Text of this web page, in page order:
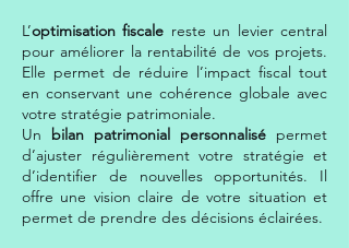
L’optimisation fiscale reste un levier central
pour améliorer la rentabilité de vos projets.
Elle permet de réduire l’impact fiscal tout
en conservant une cohérence globale avec
votre stratégie patrimoniale.
Un bilan patrimonial personnalisé permet
d’ajuster régulièrement votre stratégie et
d’identifier de nouvelles opportunités. Il
offre une vision claire de votre situation et
permet de prendre des décisions éclairées.